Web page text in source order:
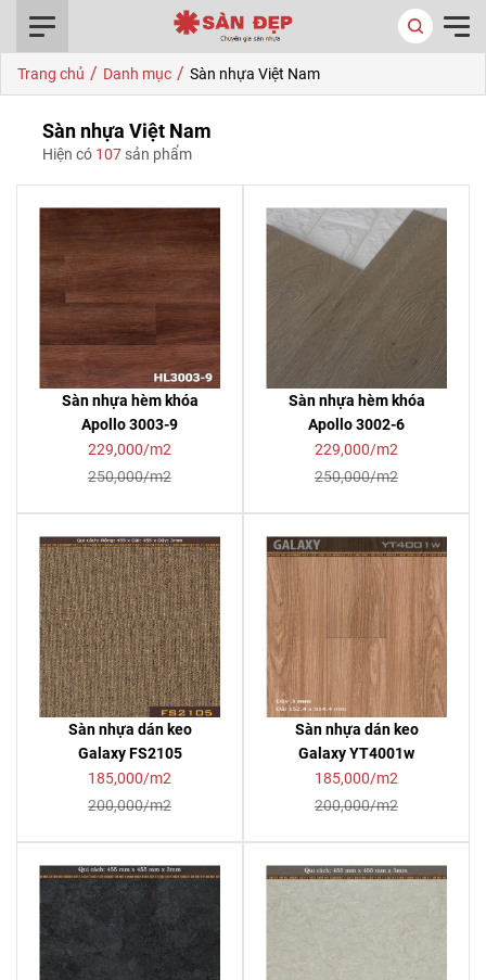
Trang chủ / Danh mục / Sàn nhựa Việt Nam
Sàn nhựa Việt Nam
Hiện có 107 sản phẩm
Sàn nhựa hèm khóa
Apollo 3003-9
229,000/m2
250,000/m2
Sàn nhựa hèm khóa
Apollo 3002-6
229,000/m2
250,000/m2
Sàn nhựa dán keo
Galaxy FS2105
185,000/m2
200,000/m2
Sàn nhựa dán keo
Galaxy YT4001w
185,000/m2
200,000/m2